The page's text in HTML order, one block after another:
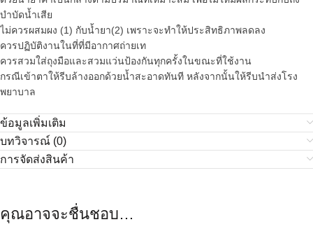
บำบัดน้ำเสีย
ไม่ควรผสมผง (1) กับน้ำยา(2) เพราะจะทำให้ประสิทธิภาพลดลง
ควรปฏิบัติงานในที่ที่มีอากาศถ่ายเท
ควรสวมใส่ถุงมือและสวมแว่นป้องกันทุกครั้งในขณะที่ใช้งาน
กรณีเข้าตาให้รีบล้างออกด้วยน้ำสะอาดทันที หลังจากนั้นให้รีบนำส่งโรง
พยาบาล
ข้อมูลเพิ่มเติม
บทวิจารณ์ (0)
การจัดส่งสินค้า
คุณอาจจะชื่นชอบ…